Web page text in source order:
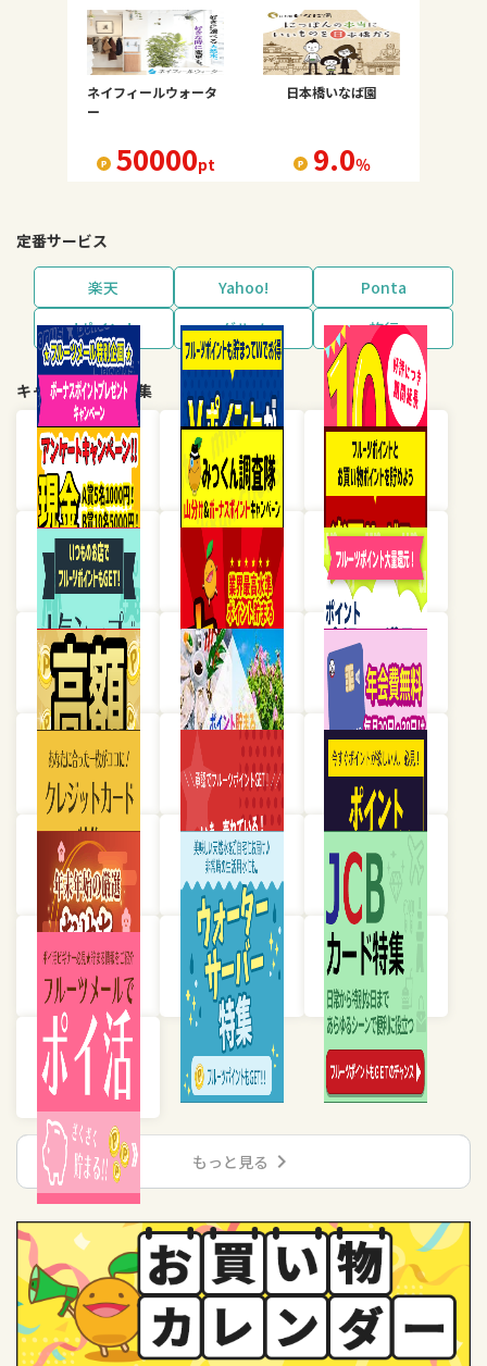
ネイフィールウォータ
ー
50000pt
日本橋いなば園
9.0％
定番サービス
楽天 Yahoo!
Ponta
dポイント
グルメ 旅行
キャンペーン・特集
もっと見る chevron_right